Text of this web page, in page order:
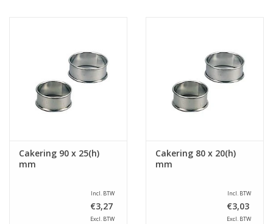
Cakering 90 x 25(h)
mm
Incl. BTW
€3,27
Excl. BTW
Cakering 80 x 20(h)
mm
Incl. BTW
€3,03
Excl. BTW